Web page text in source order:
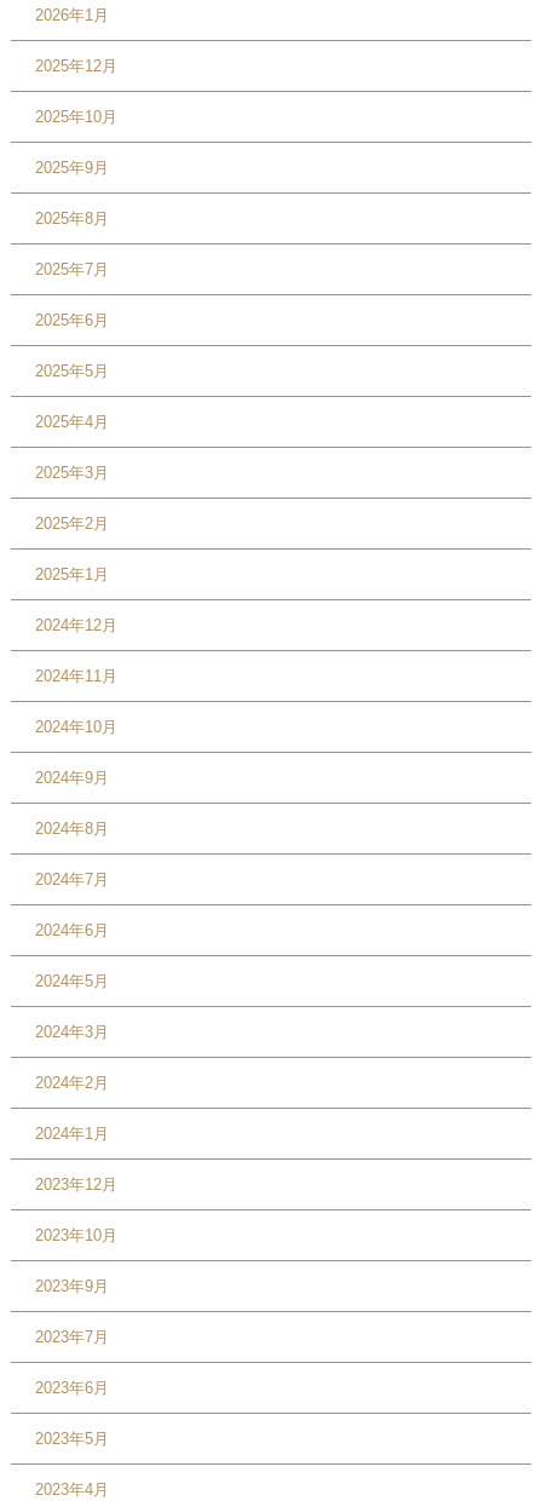
2026年1月
2025年12月
2025年10月
2025年9月
2025年8月
2025年7月
2025年6月
2025年5月
2025年4月
2025年3月
2025年2月
2025年1月
2024年12月
2024年11月
2024年10月
2024年9月
2024年8月
2024年7月
2024年6月
2024年5月
2024年3月
2024年2月
2024年1月
2023年12月
2023年10月
2023年9月
2023年7月
2023年6月
2023年5月
2023年4月